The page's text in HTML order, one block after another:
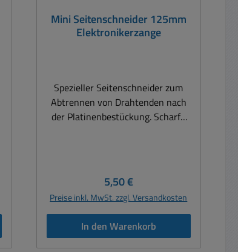
Mini Seitenschneider 125mm
Elektronikerzange
Spezieller Seitenschneider zum
Abtrennen von Drahtenden nach
der Platinenbestückung. Scharfe
Regulärer Preis:
5,50 €
Preise inkl. MwSt. zzgl. Versandkosten
In den Warenkorb